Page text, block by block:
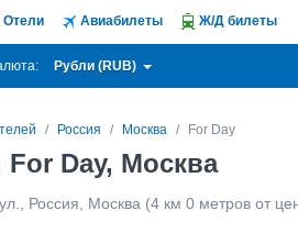
Отели Авиабилеты Ж/Д билеты
Рубли (RUB)
Россия Москва For Day
Day, Москва
Россия Москва (4 км 0 метров от